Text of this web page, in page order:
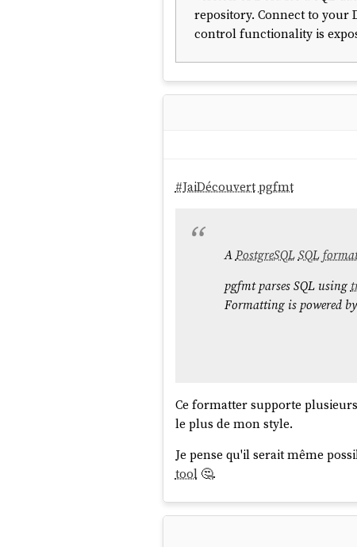
repository. Connect to your
control functionality is
#JaiDécouvertpgfmt
APostgreSQLSQL
pgfmt parses SQL using
Formatting is powered
Ce formatter supporte
le plus de mon style.
Je pense qu'il serait même
tool🤔.